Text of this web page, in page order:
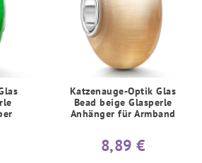
Katzenauge-Optik Glas
Bead beige Glasperle
Anhänger für Armband
8,89 €